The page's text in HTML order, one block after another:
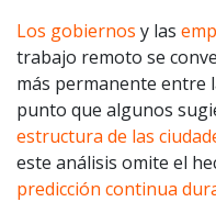
Los gobiernos y las
trabajo remoto se
más permanente entre
punto que algunos
estructura de las
este análisis omite el
predicción continua